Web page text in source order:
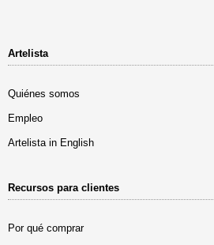
Artelista
Quiénes somos
Empleo
Artelista in English
Recursos para clientes
Por qué comprar